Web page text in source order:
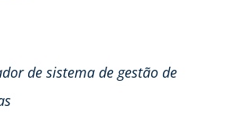
de sistema de gestão de